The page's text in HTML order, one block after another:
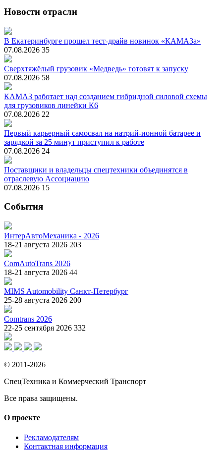
Новости отрасли
В Екатеринбурге прошел тест-драйв новинок «КАМАЗа»
07.08.2026 35
Сверхтяжёлый грузовик «Медведь» готовят к запуску
07.08.2026 58
КАМАЗ работает над созданием гибридной силовой схемы
для грузовиков линейки К6
07.08.2026 22
Первый карьерный самосвал на натрий-ионной батарее и
зарядкой за 25 минут приступил к работе
07.08.2026 24
Поставщики и владельцы спецтехники объединятся в
отраслевую Ассоциацию
07.08.2026 15
События
ИнтерАвтоМеханика - 2026
18-21 августа 2026 203
ComAutoTrans 2026
18-21 августа 2026 44
MIMS Automobility Санкт-Петербург
25-28 августа 2026 200
Comtrans 2026
22-25 сентября 2026 332
© 2011-2026
СпецТехника и Коммерческий Транспорт
Все права защищены.
О проекте
Рекламодателям
Контактная информация